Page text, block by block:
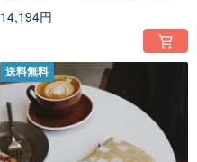
14,194円
送料無料